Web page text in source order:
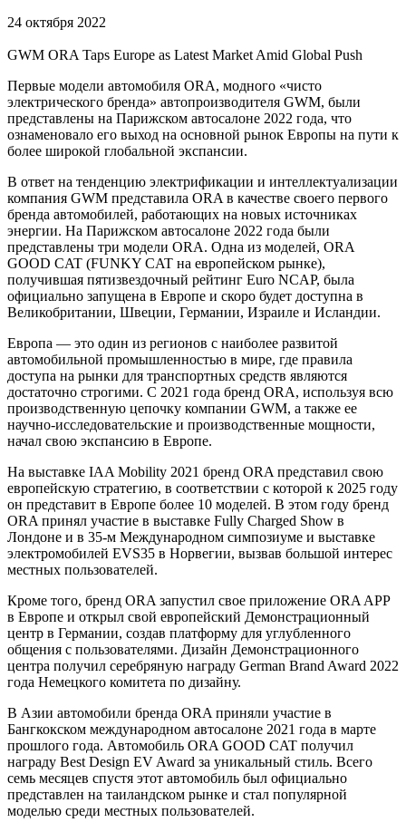
24 октября 2022
GWM ORA Taps Europe as Latest Market Amid Global Push
Первые модели автомобиля ORA, модного «чисто
электрического бренда» автопроизводителя GWM, были
представлены на Парижском автосалоне 2022 года, что
ознаменовало его выход на основной рынок Европы на пути к
более широкой глобальной экспансии.
В ответ на тенденцию электрификации и интеллектуализации
компания GWM представила ORA в качестве своего первого
бренда автомобилей, работающих на новых источниках
энергии. На Парижском автосалоне 2022 года были
представлены три модели ORA. Одна из моделей, ORA
GOOD CAT (FUNKY CAT на европейском рынке),
получившая пятизвездочный рейтинг Euro NCAP, была
официально запущена в Европе и скоро будет доступна в
Великобритании, Швеции, Германии, Израиле и Исландии.
Европа — это один из регионов с наиболее развитой
автомобильной промышленностью в мире, где правила
доступа на рынки для транспортных средств являются
достаточно строгими. С 2021 года бренд ORA, используя всю
производственную цепочку компании GWM, а также ее
научно-исследовательские и производственные мощности,
начал свою экспансию в Европе.
На выставке IAA Mobility 2021 бренд ORA представил свою
европейскую стратегию, в соответствии с которой к 2025 году
он представит в Европе более 10 моделей. В этом году бренд
ORA принял участие в выставке Fully Charged Show в
Лондоне и в 35-м Международном симпозиуме и выставке
электромобилей EVS35 в Норвегии, вызвав большой интерес
местных пользователей.
Кроме того, бренд ORA запустил свое приложение ORA APP
в Европе и открыл свой европейский Демонстрационный
центр в Германии, создав платформу для углубленного
общения с пользователями. Дизайн Демонстрационного
центра получил серебряную награду German Brand Award 2022
года Немецкого комитета по дизайну.
В Азии автомобили бренда ORA приняли участие в
Бангкокском международном автосалоне 2021 года в марте
прошлого года. Автомобиль ORA GOOD CAT получил
награду Best Design EV Award за уникальный стиль. Всего
семь месяцев спустя этот автомобиль был официально
представлен на таиландском рынке и стал популярной
моделью среди местных пользователей.